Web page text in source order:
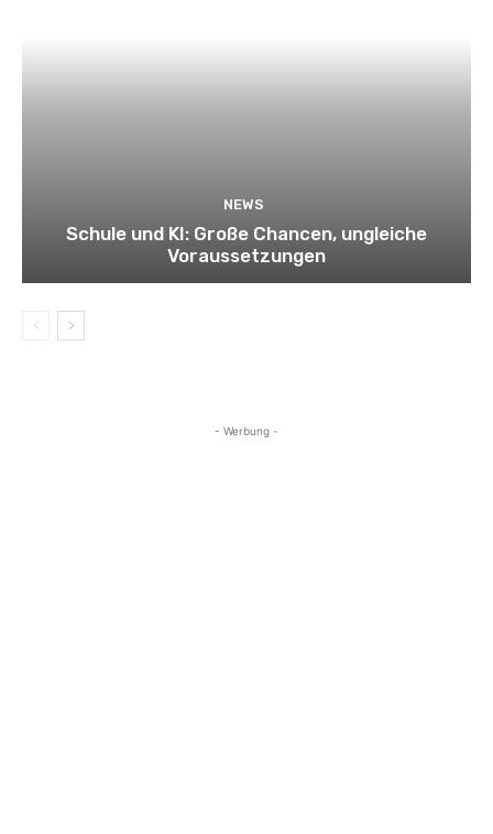
NEWS
Schule und KI: Große Chancen, ungleiche
Voraussetzungen
- Werbung -